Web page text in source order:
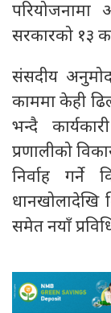
सरकारको १३
संसदीय
काममा केही
भन्दै
प्रणालीको
निर्वाह
धानखोलादेखि
समेत नयाँ